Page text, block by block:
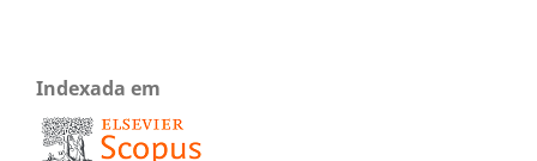
Indexada em